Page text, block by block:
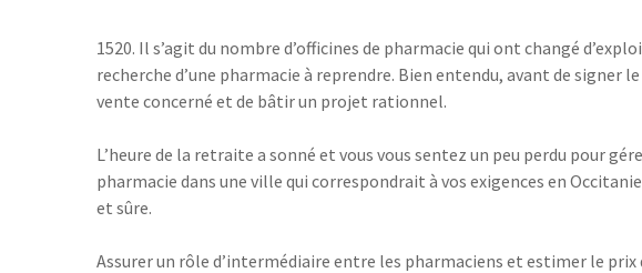
1520. Il s’agit du nombre d’officines de pharmacie qui ont changé
recherche d’une pharmacie à reprendre. Bien entendu, avant de
vente concerné et de bâtir un projet rationnel.
L’heure de la retraite a sonné et vous vous sentez un peu perdu pour
pharmacie dans une ville qui correspondrait à vos exigences en
et sûre.
Assurer un rôle d’intermédiaire entre les pharmaciens et estimer le